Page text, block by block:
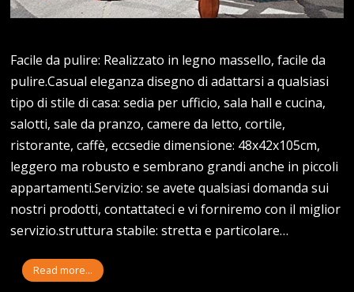
Facile da pulire: Realizzato in legno massello, facile da
pulire.Casual eleganza disegno di adattarsi a qualsiasi
tipo di stile di casa: sedia per ufficio, sala hall e cucina,
salotti, sale da pranzo, camere da letto, cortile,
ristorante, caffè, eccsedie dimensione: 48x42x105cm,
leggero ma robusto e sembrano grandi anche in piccoli
appartamenti.Servizio: se avete qualsiasi domanda sui
nostri prodotti, contattateci e vi forniremo con il miglior
servizio.struttura stabile: stretta e particolare…
Read more...